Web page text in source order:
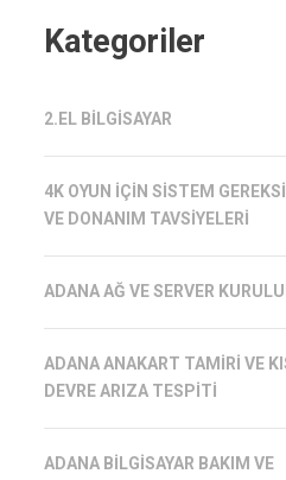
Kategoriler
2.EL BILGISAYAR
4K OYUN İÇIN SISTEM
VE DONANIM TAVSIYELERI
ADANA AĞ VE SERVER
ADANA ANAKART TAMIRI VE
DEVRE ARIZA TESPITI
ADANA BILGISAYAR BAKIM VE